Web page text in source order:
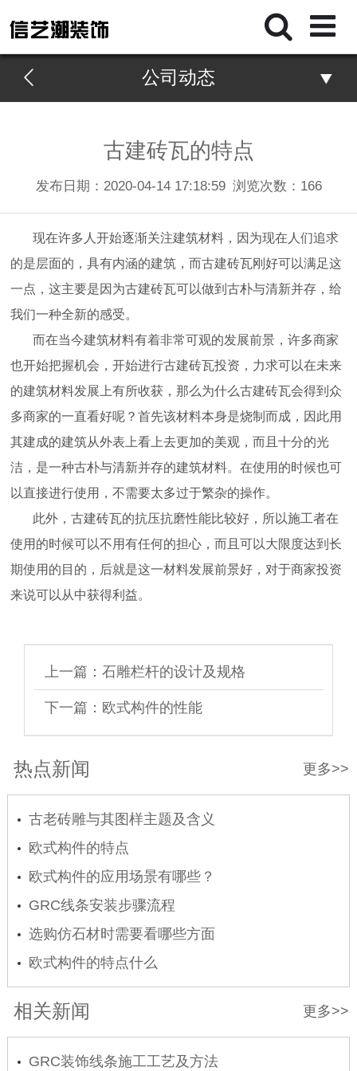
公司动态
古建砖瓦的特点
发布日期：2020-04-14 17:18:59 浏览次数： 166
现在许多人开始逐渐关注建筑材料，因为现在人们追求
的是层面的，具有内涵的建筑，而古建砖瓦刚好可以满足这
一点，这主要是因为古建砖瓦可以做到古朴与清新并存，给
我们一种全新的感受。
而在当今建筑材料有着非常可观的发展前景，许多商家
也开始把握机会，开始进行古建砖瓦投资，力求可以在未来
的建筑材料发展上有所收获，那么为什么古建砖瓦会得到众
多商家的一直看好呢？首先该材料本身是烧制而成，因此用
其建成的建筑从外表上看上去更加的美观，而且十分的光
洁，是一种古朴与清新并存的建筑材料。在使用的时候也可
以直接进行使用，不需要太多过于繁杂的操作。
此外，古建砖瓦的抗压抗磨性能比较好，所以施工者在
使用的时候可以不用有任何的担心，而且可以大限度达到长
期使用的目的，后就是这一材料发展前景好，对于商家投资
来说可以从中获得利益。
上一篇： 石雕栏杆的设计及规格
下一篇： 欧式构件的性能
更多>>
热点新闻
古老砖雕与其图样主题及含义
欧式构件的特点
欧式构件的应用场景有哪些？
GRC线条安装步骤流程
选购仿石材时需要看哪些方面
欧式构件的特点什么
更多>>
相关新闻
GRC装饰线条施工工艺及方法